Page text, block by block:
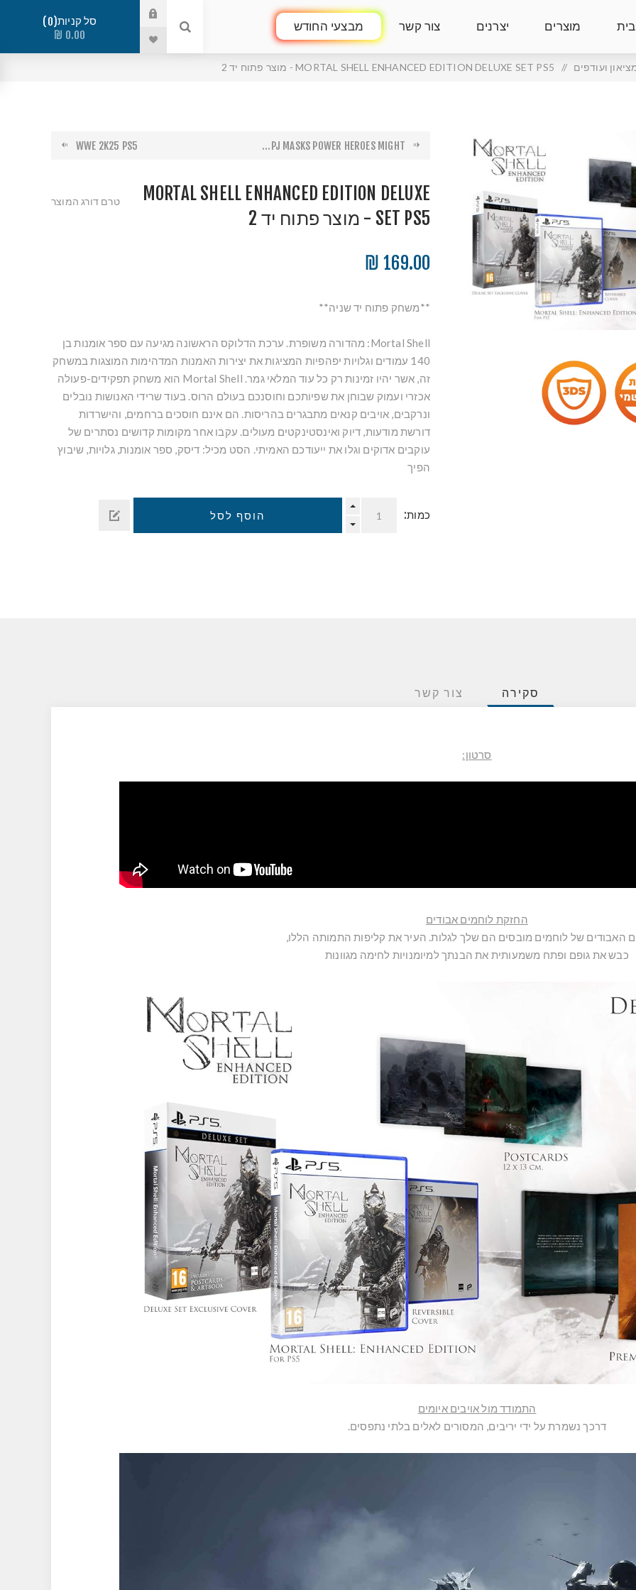
מוצרים יצרנים צור קשר מבצעי החודש סל קניות 0
0.00 ₪
ועודפים / MORTAL SHELL ENHANCED EDITION DELUXE SET PS5 - מוצר פתוח יד 2
PJ MASKS POWER HEROES MIGHT...
WWE 2K25 PS5
MORTAL SHELL ENHANCED EDITION DELUXE
SET PS5 - מוצר פתוח יד 2
טרם דורג המוצר
169.00 ₪
**משחק פתוח יד שניה**
Mortal Shell: מהדורה משופרת. ערכת הדלוקס הראשונה מגיעה עם ספר אומנות בן
140 עמודים וגלויות יפהפיות המציגות את יצירות האמנות המדהימות המוצגות במשחק
זה, אשר יהיו זמינות רק כל עוד המלאי גמר. Mortal Shell הוא משחק תפקידים-פעולה
אכזרי ועמוק שבוחן את שפיותכם וחוסנכם בעולם הרוס. בעוד שרידי האנושות נובלים
ונרקבים, אויבים קנאים מתבגרים בהריסות. הם אינם חוסכים ברחמים, והישרדות
דורשת מודעות, דיוק ואינסטינקטים מעולים. עקבו אחר מקומות קדושים נסתרים של
עוקבים אדוקים וגלו את ייעודכם האמיתי. הסט מכיל: דיסק, ספר אומנות, גלויות, שיבוץ
הפיך
כמות: הוסף לסל
סקירה צור קשר
סרטון:
החזקת לוחמים אבודים
האבודים של לוחמים מובסים הם שלך לגלות. העיר את קליפות התמותה הללו,
כבש את גופם ופתח משמעותית את הבנתך למיומנויות לחימה מגוונות
התמודד מול אויבים איומים
דרכך נשמרת על ידי יריבים, המסורים לאלים בלתי נתפסים.